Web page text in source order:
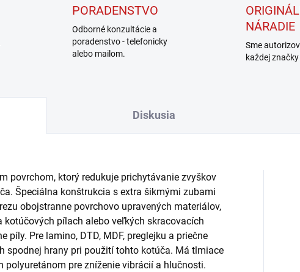
PORADENSTVO
Odborné konzultácie a
poradenstvo - telefonicky
alebo mailom.
NÁRADIE
Sme
každej
Diskusia
povrchom, ktorý redukuje prichytávanie zvyškov
Špeciálna konštrukcia s extra šikmými zubami
obojstranne povrchovo upravených materiálov,
kotúčových pílach alebo veľkých skracovacích
píly. Pre lamino, DTD, MDF, preglejku a priečne
spodnej hrany pri použití tohto kotúča. Má tlmiace
polyuretánom pre zníženie vibrácií a hlučnosti.